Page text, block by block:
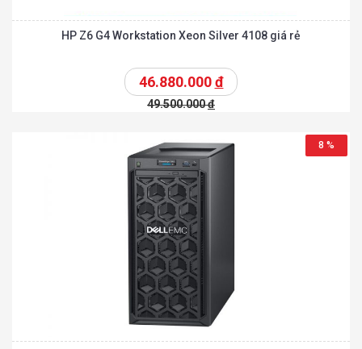
HP Z6 G4 Workstation Xeon Silver 4108 giá rẻ
46.880.000đ
49.500.000đ
8 %